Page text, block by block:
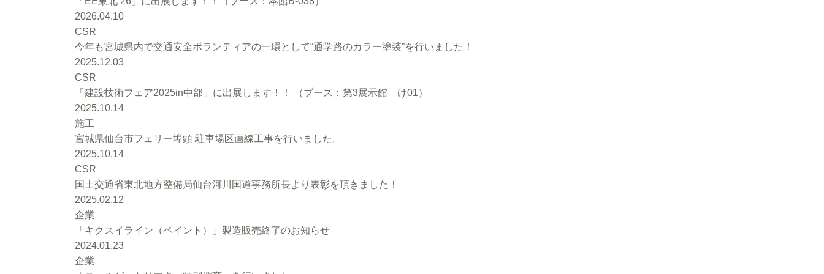
2026.04.10
CSR
今年も宮城県内で交通安全ボランティアの一環として“通学路のカラー塗装”を行いました！
2025.12.03
CSR
「建設技術フェア2025in中部」に出展します！！ （ブース：第3展示館 け01）
2025.10.14
施工
宮城県仙台市フェリー埠頭 駐車場区画線工事を行いました。
2025.10.14
CSR
国土交通省東北地方整備局仙台河川国道事務所長より表彰を頂きました！
2025.02.12
企業
「キクスイライン（ペイント）」製造販売終了のお知らせ
2024.01.23
企業